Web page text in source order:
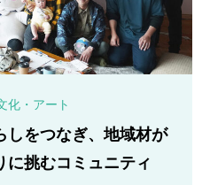
化・アート
しをつなぎ、地域材が
に挑むコミュニティ